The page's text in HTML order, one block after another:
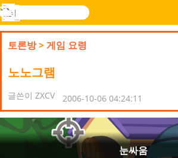
Novel
검
색
로그
메
뉴
토론방>게임 요령
노노그램
글쓴이 ZXCV 2006-10-06 04:24:11